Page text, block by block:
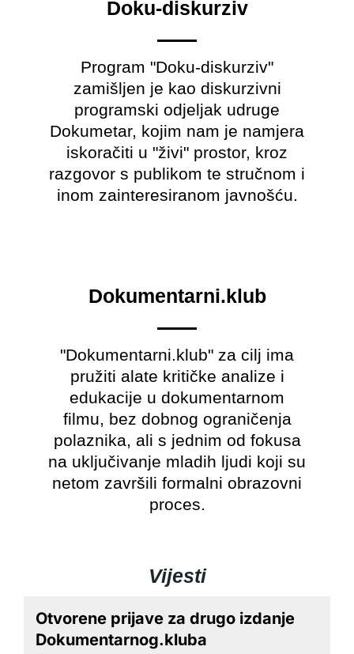
Doku-diskurziv
Program "Doku-diskurziv"
zamišljen je kao diskurzivni
programski odjeljak udruge
Dokumetar, kojim nam je namjera
iskoračiti u "živi" prostor, kroz
razgovor s publikom te stručnom i
inom zainteresiranom javnošću.​
Dokumentarni.klub
"Dokumentarni.klub" za cilj ima
pružiti alate kritičke analize i
edukacije u dokumentarnom
filmu, bez dobnog ograničenja
polaznika, ali s jednim od fokusa
na uključivanje mladih ljudi koji su
netom završili formalni obrazovni
proces.​
Vijesti
Otvorene prijave za drugo izdanje
Dokumentarnog.kluba